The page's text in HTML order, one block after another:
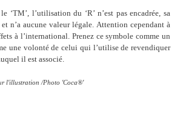
‘TM’, l’utilisation du ‘R’ n’est pas encadrée, sa
n’a aucune valeur légale. Attention cependant à
à l’international. Prenez ce symbole comme un
une volonté de celui qui l’utilise de revendiquer
il est associé.
l'illustration /Photo 'Coca®'